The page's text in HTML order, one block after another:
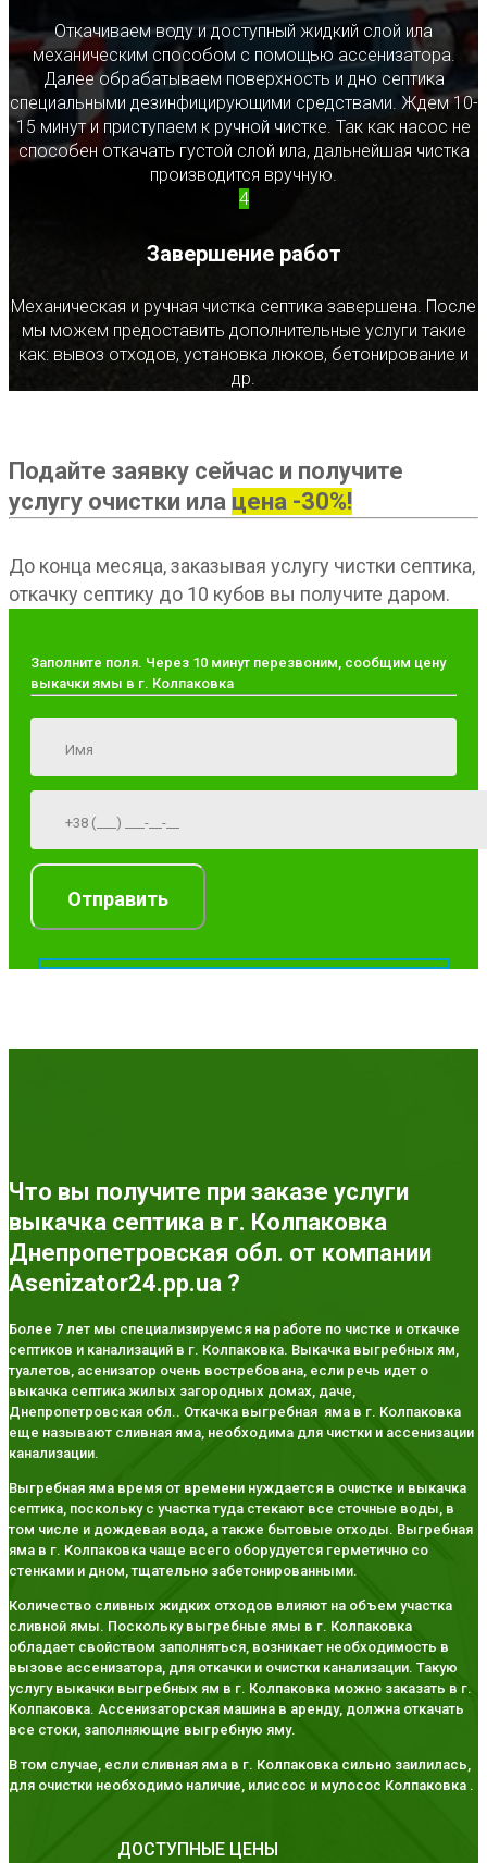
Откачиваем воду и доступный жидкий слой ила
механическим способом с помощью ассенизатора.
Далее обрабатываем поверхность и дно септика
специальными дезинфицирующими средствами. Ждем 10-
15 минут и приступаем к ручной чистке. Так как насос не
способен откачать густой слой ила, дальнейшая чистка
производится вручную.
4
Завершение работ
Механическая и ручная чистка септика завершена. После
мы можем предоставить дополнительные услуги такие
как: вывоз отходов, установка люков, бетонирование и
др.
Подайте заявку сейчас и получите
услугу очистки ила цена -30%!
До конца месяца, заказывая услугу чистки септика,
откачку септику до 10 кубов вы получите даром.
Заполните поля. Через 10 минут перезвоним, сообщим цену
выкачки ямы в г. Колпаковка
Что вы получите при заказе услуги
выкачка септика в г. Колпаковка
Днепропетровская обл. от компании
Asenizator24.pp.ua ?
Более 7 лет мы специализируемся на работе по чистке и откачке
септиков и канализаций в г. Колпаковка. Выкачка выгребных ям,
туалетов, асенизатор очень востребована, если речь идет о
выкачка септика жилых загородных домах, даче,
Днепропетровская обл.. Откачка выгребная яма в г. Колпаковка
еще называют сливная яма, необходима для чистки и ассенизации
канализации.
Выгребная яма время от времени нуждается в очистке и выкачка
септика, поскольку с участка туда стекают все сточные воды, в
том числе и дождевая вода, а также бытовые отходы. Выгребная
яма в г. Колпаковка чаще всего оборудуется герметично со
стенками и дном, тщательно забетонированными.
Количество сливных жидких отходов влияют на объем участка
сливной ямы. Поскольку выгребные ямы в г. Колпаковка
обладает свойством заполняться, возникает необходимость в
вызове ассенизатора, для откачки и очистки канализации. Такую
услугу выкачки выгребных ям в г. Колпаковка можно заказать в г.
Колпаковка. Ассенизаторская машина в аренду, должна откачать
все стоки, заполняющие выгребную яму.
В том случае, если сливная яма в г. Колпаковка сильно заилилась,
для очистки необходимо наличие, илиссос и мулосос Колпаковка .
ДОСТУПНЫЕ ЦЕНЫ